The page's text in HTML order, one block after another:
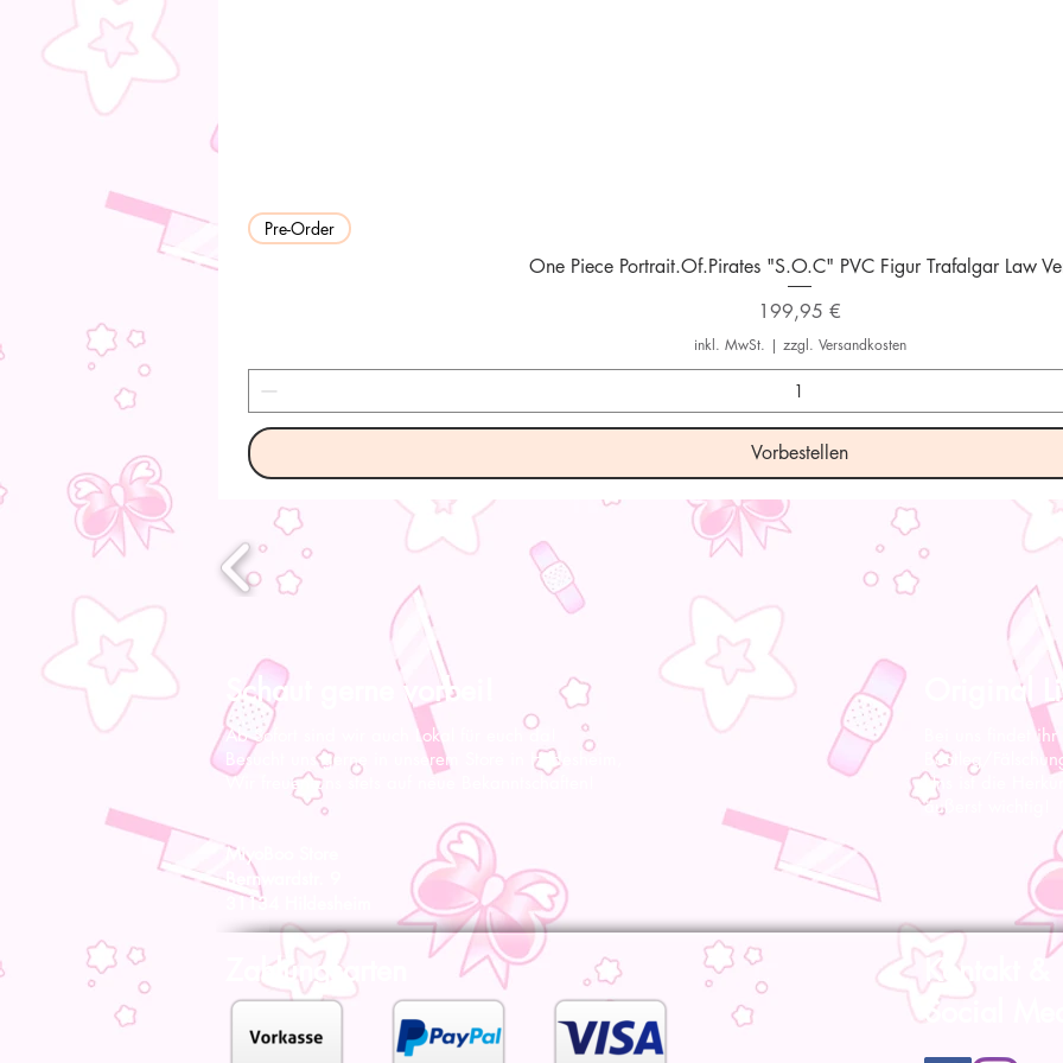
Pre-Order
One Piece Portrait.Of.Pirates "S.O.C" PVC Figur Trafalgar Law
Preis
199,95 €
inkl. MwSt. | zzgl. Versandkosten
Vorbestellen
Schaut gerne vorbei!
Ab Sofort sind wir auch Lokal für euch da!
Besucht uns gerne in unserem Store in Hildesheim,
Wir freuen uns stets auf neue Bekanntschaften!
Original
Bei uns findet
Bootleg/
Uns ist die
äußerst wichtig!
MiyoBoo Store
Bernwardstr. 9
31134 Hildesheim
Zahlungsarten
Kontakt &
Social